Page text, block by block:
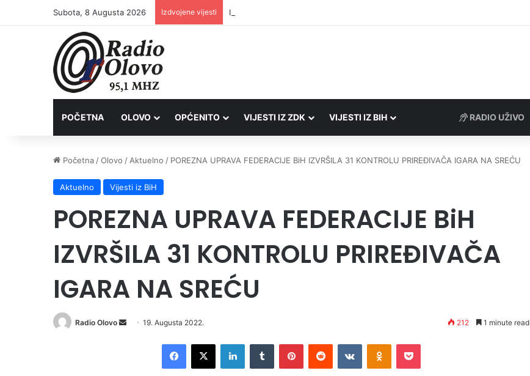
Subota, 8 Augusta 2026 Izdvojene vijesti Inspektori Porezne uprave FBiH na području ZDK izvršili 24 inspekcijska nadzora
POČETNA OLOVO OPĆENITO VIJESTI IZ ZDK VIJESTI IZ BIH RADIO UŽIVO
Početna /Olovo / Aktuelno / POREZNA UPRAVA FEDERACIJE BiH IZVRŠILA 31 KONTROLU PRIREĐIVAČA IGARA NA SREĆU
Aktuelno Vijesti iz BiH
POREZNA UPRAVA FEDERACIJE BiH
IZVRŠILA 31 KONTROLU PRIREĐIVAČA
IGARA NA SREĆU
Radio Olovo
Send19. Augusta 2022. 212 1 minute read
Facebook
X LinkedInTumblr PinterestReddit VKontakteOdnoklassniki
Pocket